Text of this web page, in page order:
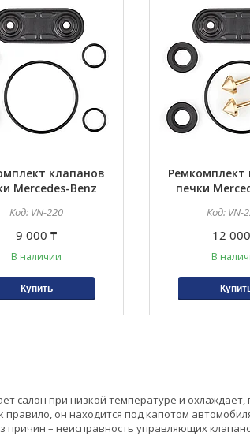
клапанов
Mercedes-Benz
210, 170, 171, 140
VN-220
9 000 ₸
В наличии
Купить
Ремкомплект
печки
208, 210, VN-
12
В
салон при низкой температуре и
он находится под капотом
– неисправность управляющих